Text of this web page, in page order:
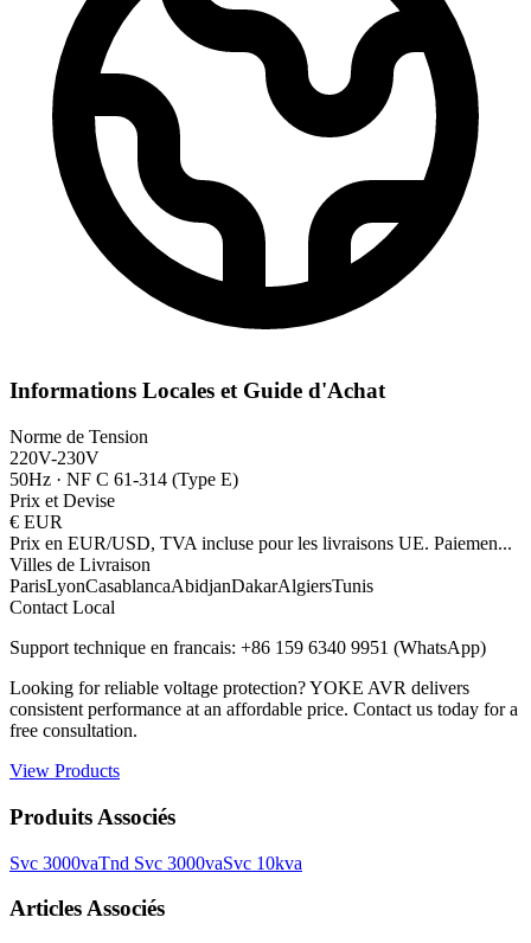
Informations Locales et Guide d'Achat
Norme de Tension
220V-230V
50Hz · NF C 61-314 (Type E)
Prix et Devise
€ EUR
Prix en EUR/USD, TVA incluse pour les livraisons UE. Paiemen...
Villes de Livraison
ParisLyonCasablancaAbidjanDakarAlgiersTunis
Contact Local
Support technique en francais: +86 159 6340 9951 (WhatsApp)
Looking for reliable voltage protection? YOKE AVR delivers
consistent performance at an affordable price. Contact us today for a
free consultation.
View Products
Produits Associés
Svc 3000vaTnd Svc 3000vaSvc 10kva
Articles Associés